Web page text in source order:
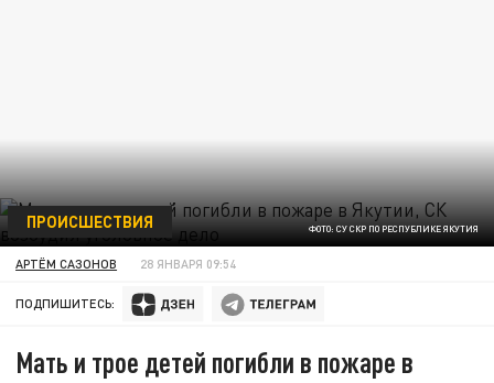
ФОТО: СУ СКР ПО РЕСПУБЛИКЕ ЯКУТИЯ
ПРОИСШЕСТВИЯ
АРТЁМ САЗОНОВ 28 ЯНВАРЯ 09:54
ПОДПИШИТЕСЬ:
Мать и трое детей погибли в пожаре в